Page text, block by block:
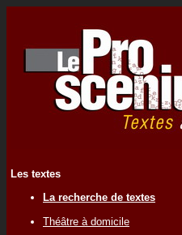
Les textes
La recherche de textes
Théâtre à domicile